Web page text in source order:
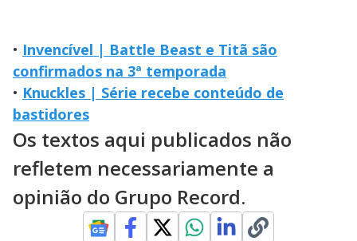
• Invencível | Battle Beast e Titã são
confirmados na 3ª temporada
• Knuckles | Série recebe conteúdo de
bastidores
Os textos aqui publicados não
refletem necessariamente a
opinião do Grupo Record.